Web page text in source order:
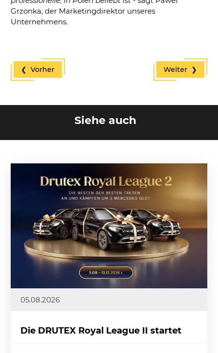
Grzonka, der Marketingdirektor unseres
Unternehmens.
❮ Vorher Weiter ❯
Siehe auch
05.08.2026
Die DRUTEX Royal League II startet